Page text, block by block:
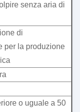
senza aria di
di
per la produzione
o uguale a 50